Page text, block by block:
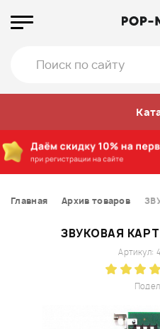
Главная Архив товаров
ЗВУКОВАЯ
Артикул: